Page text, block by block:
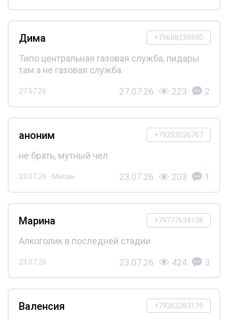
+79608235930
Дима
Типо центральная газовая служба, пидары
там а не газовая служба.
27.07.26 27.07.26 223 2
+79252026767
аноним
не брать, мутный чел
23.07.26 - Милан 23.07.26 203 1
+79777634138
Марина
Алкоголик в последней стадии
23.07.26 23.07.26 424 3
+79262283179
Валенсия